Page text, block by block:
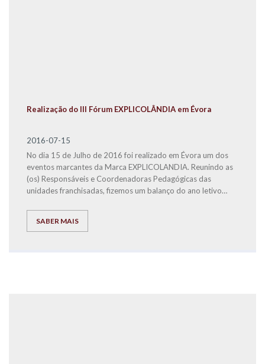
Realização do III Fórum EXPLICOLÂNDIA em Évora
2016-07-15
No dia 15 de Julho de 2016 foi realizado em Évora um dos
eventos marcantes da Marca EXPLICOLANDIA. Reunindo as
(os) Responsáveis e Coordenadoras Pedagógicas das
unidades franchisadas, fizemos um balanço do ano letivo
premissas fundamentais, para que a EXPLICOLÂNDIA seja
SABER MAIS